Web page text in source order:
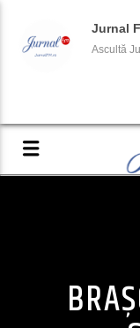
Jurnal
Ascultă